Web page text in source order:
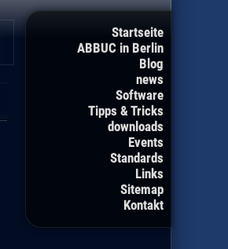
Startseite
ABBUC in Berlin
Blog
news
Software
Tipps & Tricks
downloads
Events
Standards
Links
Sitemap
Kontakt